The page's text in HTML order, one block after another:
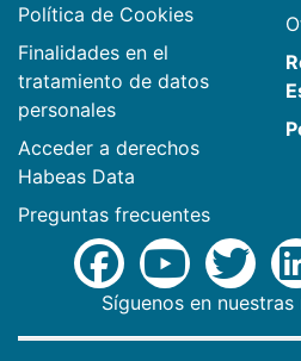
Política de Cookies
Finalidades en el
tratamiento de datos
personales
Acceder a derechos
Habeas Data
Preguntas frecuentes
Síguenos en